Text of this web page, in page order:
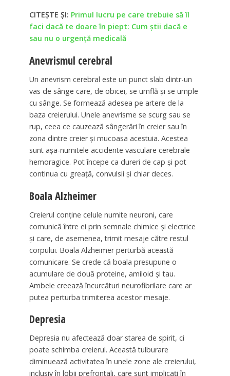
CITEȘTE ȘI: Primul lucru pe care trebuie să îl
faci dacă te doare în piept: Cum știi dacă e
sau nu o urgență medicală
Anevrismul cerebral
Un anevrism cerebral este un punct slab dintr-un
vas de sânge care, de obicei, se umflă și se umple
cu sânge. Se formează adesea pe artere de la
baza creierului. Unele anevrisme se scurg sau se
rup, ceea ce cauzează sângerări în creier sau în
zona dintre creier și mucoasa acestuia. Acestea
sunt așa-numitele accidente vasculare cerebrale
hemoragice. Pot începe ca dureri de cap și pot
continua cu greață, convulsii și chiar deces.
Boala Alzheimer
Creierul conține celule numite neuroni, care
comunică între ei prin semnale chimice și electrice
și care, de asemenea, trimit mesaje către restul
corpului. Boala Alzheimer perturbă această
comunicare. Se crede că boala presupune o
acumulare de două proteine, amiloid și tau.
Ambele creează încurcături neurofibrilare care ar
putea perturba trimiterea acestor mesaje.
Depresia
Depresia nu afectează doar starea de spirit, ci
poate schimba creierul. Această tulburare
diminuează activitatea în unele zone ale creierului,
inclusiv în lobii prefrontali, care sunt implicați în